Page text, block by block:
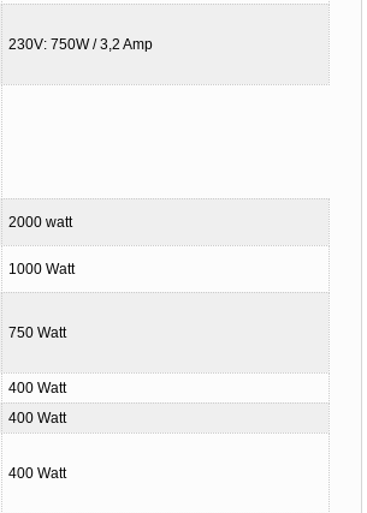
230V: 750W / 3,2 Amp
2000 watt
1000 Watt
750 Watt
400 Watt
400 Watt
400 Watt